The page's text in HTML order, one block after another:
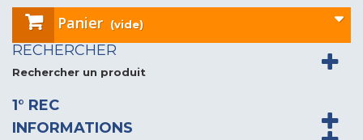
Panier (vide)
RECHERCHER
Rechercher un produit
1° REC
INFORMATIONS